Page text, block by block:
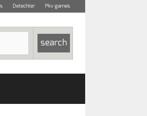
Detechter Pkv games